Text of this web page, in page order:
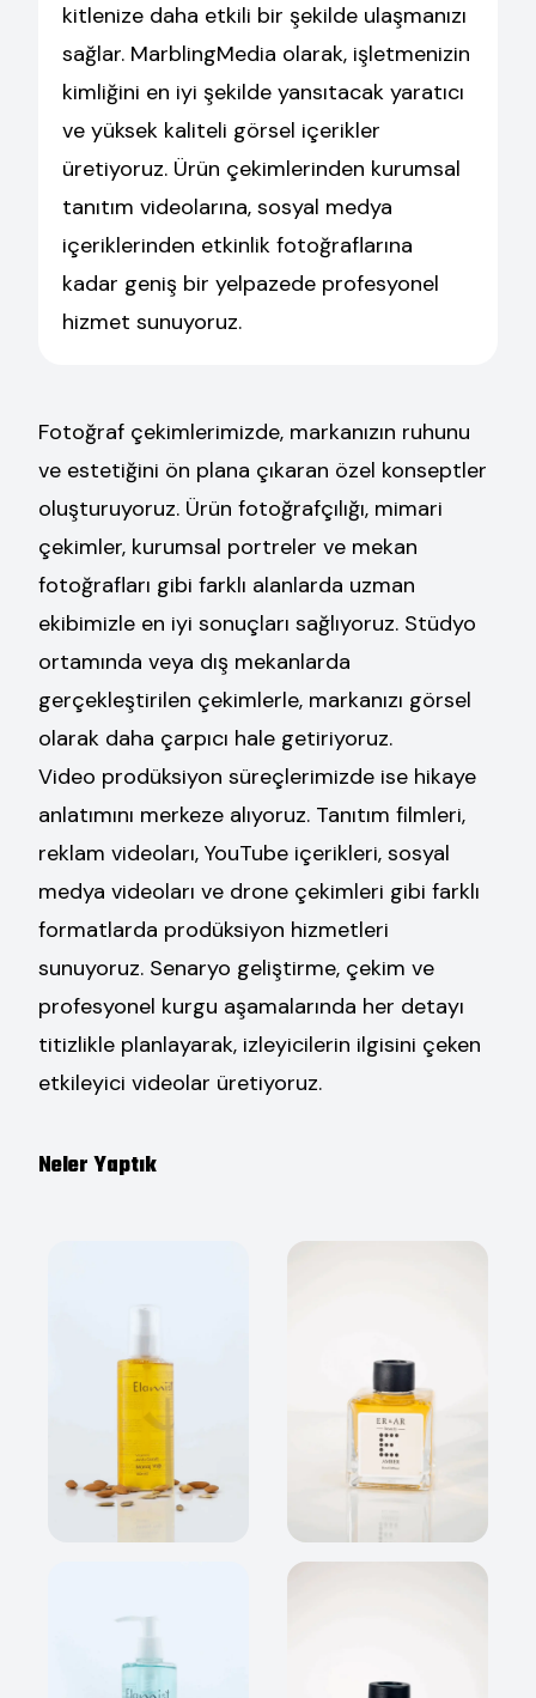
kitlenize daha etkili bir şekilde ulaşmanızı
sağlar. MarblingMedia olarak, işletmenizin
kimliğini en iyi şekilde yansıtacak yaratıcı
ve yüksek kaliteli görsel içerikler
üretiyoruz. Ürün çekimlerinden kurumsal
tanıtım videolarına, sosyal medya
içeriklerinden etkinlik fotoğraflarına
kadar geniş bir yelpazede profesyonel
hizmet sunuyoruz.
Fotoğraf çekimlerimizde, markanızın ruhunu
ve estetiğini ön plana çıkaran özel konseptler
oluşturuyoruz. Ürün fotoğrafçılığı, mimari
çekimler, kurumsal portreler ve mekan
fotoğrafları gibi farklı alanlarda uzman
ekibimizle en iyi sonuçları sağlıyoruz. Stüdyo
ortamında veya dış mekanlarda
gerçekleştirilen çekimlerle, markanızı görsel
olarak daha çarpıcı hale getiriyoruz.
Video prodüksiyon süreçlerimizde ise hikaye
anlatımını merkeze alıyoruz. Tanıtım filmleri,
reklam videoları, YouTube içerikleri, sosyal
medya videoları ve drone çekimleri gibi farklı
formatlarda prodüksiyon hizmetleri
sunuyoruz. Senaryo geliştirme, çekim ve
profesyonel kurgu aşamalarında her detayı
titizlikle planlayarak, izleyicilerin ilgisini çeken
etkileyici videolar üretiyoruz.
Neler Yaptık